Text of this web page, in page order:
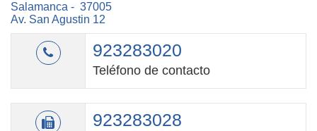
Salamanca - 37005
Av. San Agustin 12
923283020
Teléfono de contacto
923283028